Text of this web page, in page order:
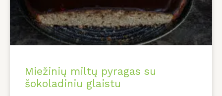
Miežinių miltų pyragas su
šokoladiniu glaistu